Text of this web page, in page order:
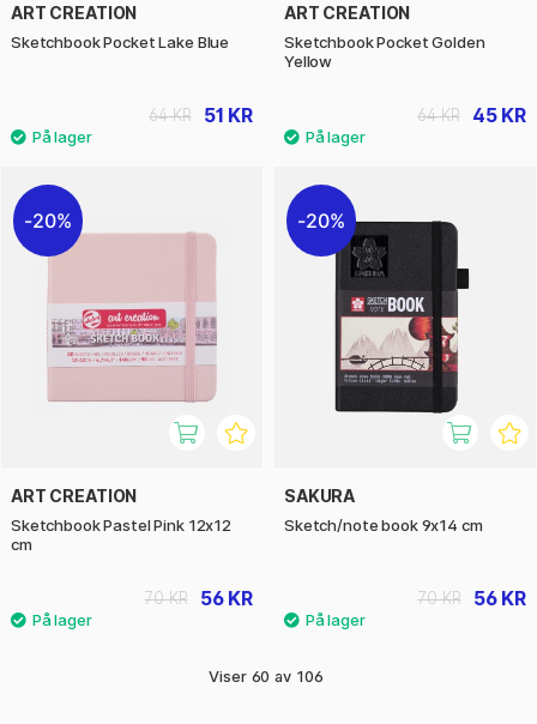
ART CREATION
Sketchbook Pocket Lake Blue
51 KR
64 KR
ART CREATION
Sketchbook Pocket Golden
Yellow
45 KR
64 KR
20%
ART CREATION
Sketchbook Pastel Pink 12x12
cm
56 KR
70 KR
20%
SAKURA
Sketch/note book 9x14 cm
56 KR
70 KR
Viser 60 av 106